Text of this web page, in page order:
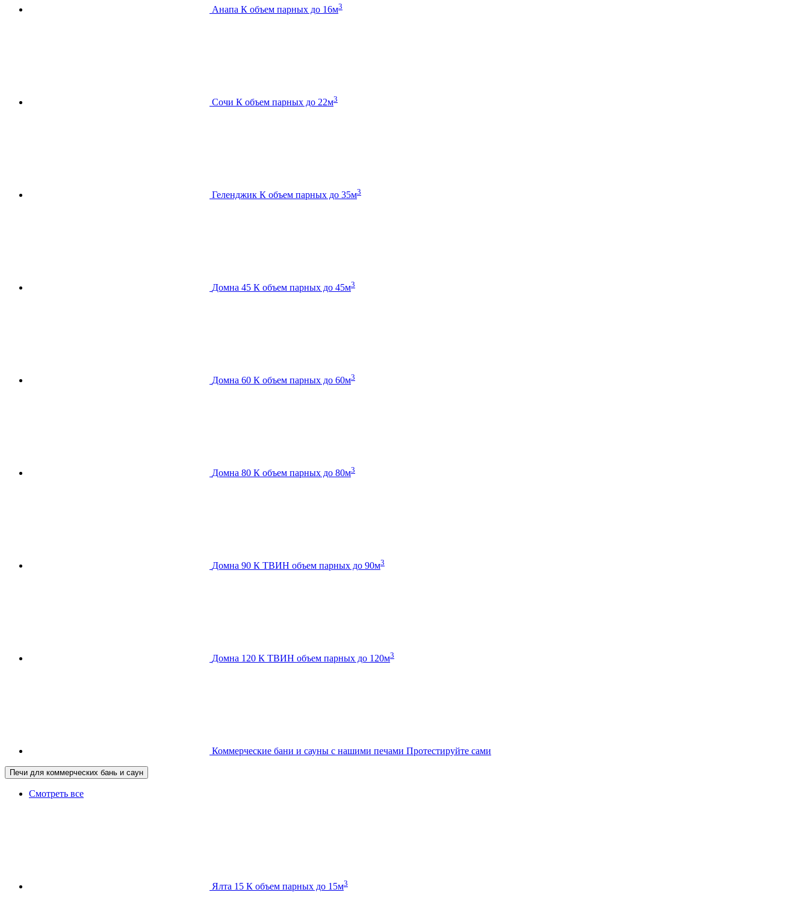
Анапа К объем парных до 16м3
Сочи К объем парных до 22м3
Геленджик К объем парных до 35м3
Домна 45 К объем парных до 45м3
Домна 60 К объем парных до 60м3
Домна 80 К объем парных до 80м3
Домна 90 К ТВИН объем парных до 90м3
Домна 120 К ТВИН объем парных до 120м3
Коммерческие бани и сауны с нашими печами Протестируйте сами
Печи для коммерческих бань и саун
Смотреть все
Ялта 15 К объем парных до 15м3